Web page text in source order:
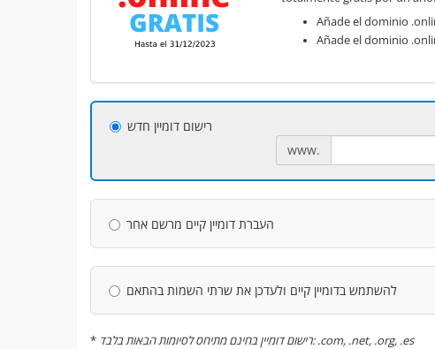
Añade el dominio
Añade el dominio
רישום דומיין חדש
www.
העברת דומיין קיים מרשם אחר
להשתמש בדומיין קיים ולעדכן את שרתי השמות בהתאם
* רישום דומיין בחינם מתיחס לסיומות הבאות בלבד: .com, .net, .org, .es